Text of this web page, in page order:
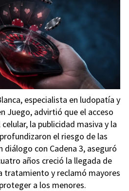
especialista en ludopatía y
Juego, advirtió que el acceso
la publicidad masiva y la
el riesgo de las
diálogo con Cadena 3, aseguró
años creció la llegada de
tratamiento y reclamó mayores
a los menores.